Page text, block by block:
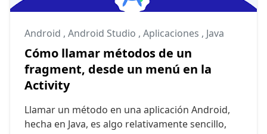
Android , Android Studio , Aplicaciones , Java
Cómo llamar métodos de un
fragment, desde un menú en la
Activity
Llamar un método en una aplicación Android,
hecha en Java, es algo relativamente sencillo,